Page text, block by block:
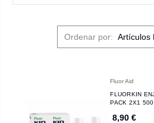
Ordenar por:
Fluor Aid
FLUORKIN
PACK 2X1 500
8,90 €